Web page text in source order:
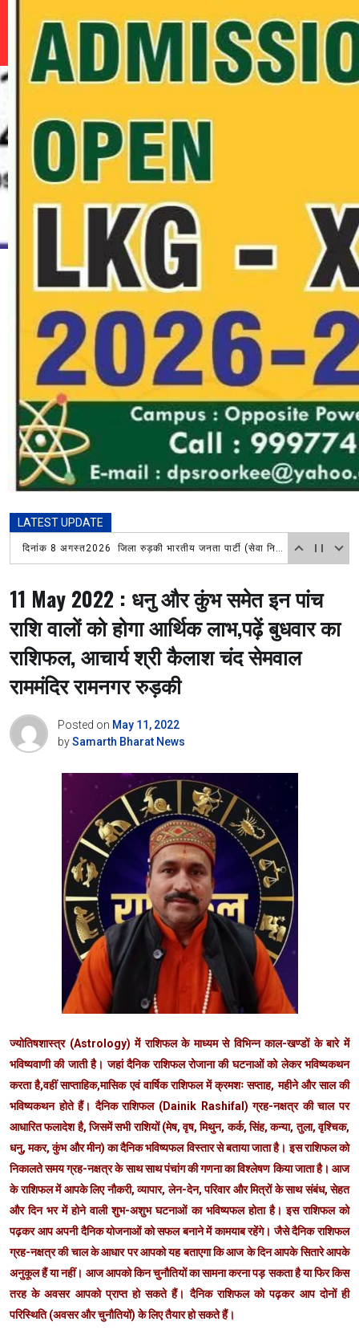
LATEST UPDATE
श्रावण माह में हिंदू सुरक्षा सेवा संघ रायवाला मंडल ने लगाया विशाल भंडारा, चिकित्सा शिविर में भी लोगों ने उठाया लाभ
11 May 2022 : धनु और कुंभ समेत इन पांच
राशि वालों को होगा आर्थिक लाभ,पढ़ें बुधवार का
राशिफल, आचार्य श्री कैलाश चंद सेमवाल
राममंदिर रामनगर रुड़की
Posted on May 11, 2022
bySamarth Bharat News
ज्योतिषशास्त्र (Astrology) में राशिफल के माध्यम से विभिन्न काल-खण्डों के बारे में
भविष्यवाणी की जाती है। जहां दैनिक राशिफल रोजाना की घटनाओं को लेकर भविष्यकथन
करता है,वहीं साप्ताहिक,मासिक एवं वार्षिक राशिफल में क्रमशः सप्ताह, महीने और साल की
भविष्यकथन होते हैं। दैनिक राशिफल (Dainik Rashifal) ग्रह-नक्षत्र की चाल पर
आधारित फलादेश है, जिसमें सभी राशियों (मेष, वृष, मिथुन, कर्क, सिंह, कन्या, तुला, वृश्चिक,
धनु, मकर, कुंभ और मीन) का दैनिक भविष्यफल विस्तार से बताया जाता है। इस राशिफल को
निकालते समय ग्रह-नक्षत्र के साथ साथ पंचांग की गणना का विश्लेषण किया जाता है। आज
के राशिफल में आपके लिए नौकरी, व्यापार, लेन-देन, परिवार और मित्रों के साथ संबंध, सेहत
और दिन भर में होने वाली शुभ-अशुभ घटनाओं का भविष्यफल होता है। इस राशिफल को
पढ़कर आप अपनी दैनिक योजनाओं को सफल बनाने में कामयाब रहेंगे। जैसे दैनिक राशिफल
ग्रह-नक्षत्र की चाल के आधार पर आपको यह बताएगा कि आज के दिन आपके सितारे आपके
अनुकूल हैं या नहीं। आज आपको किन चुनौतियों का सामना करना पड़ सकता है या फिर किस
तरह के अवसर आपको प्राप्त हो सकते हैं। दैनिक राशिफल को पढ़कर आप दोनों ही
परिस्थिति (अवसर और चुनौतियों) के लिए तैयार हो सकते हैं।